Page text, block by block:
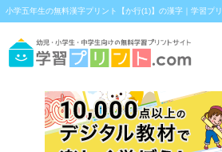
小学五年生の無料漢字プリント【か行(1)】の漢字｜学習プ